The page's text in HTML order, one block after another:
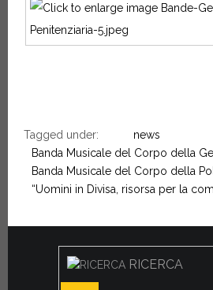
Tagged under:
news
Banda Musicale del Corpo della
Banda Musicale del Corpo della
“Uomini in Divisa, risorsa per la
RICERCA